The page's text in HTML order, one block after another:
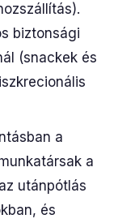
biztonsági
(snackek és
a
a
utánpótlás
és